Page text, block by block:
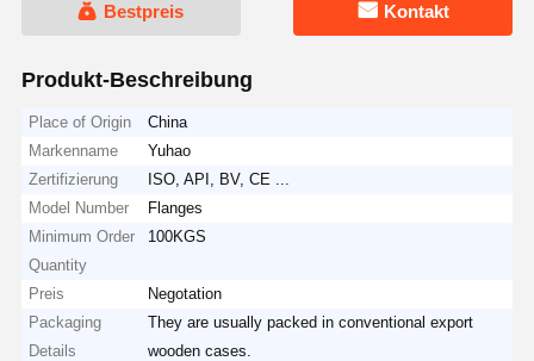
Bestpreis Kontakt
Produkt-Beschreibung
Place of Origin
China
Markenname
Yuhao
Zertifizierung
ISO, API, BV, CE ...
Model Number
Flanges
Minimum Order
Quantity
100KGS
Preis
Negotation
Packaging
Details
They are usually packed in conventional export
wooden cases.